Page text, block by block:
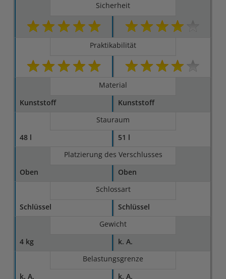
Sicherheit
Praktikabilität
Material
Kunststoff
Kunststoff
Stauraum
48 l
51 l
Platzierung des Verschlusses
Oben
Oben
Schlossart
Schlüssel
Schlüssel
Gewicht
4 kg
k. A.
Belastungsgrenze
k. A.
k. A.